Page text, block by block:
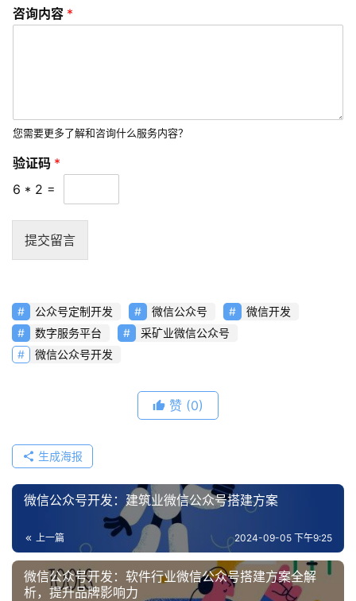
联
络
咨询内容 *
您需要更多了解和咨询什么服务内容？
验证码 *
6 * 2 =
提交留言
公众号定制开发 微信公众号
微信开发
数字服务平台
采矿业微信公众号
微信公众号开发
赞 (0)
生成海报
微信公众号开发：建筑业微信公众号搭建方案
上一篇 2024-09-05 下午9:25
微信公众号开发：软件行业微信公众号搭建方案全解
析，提升品牌影响力